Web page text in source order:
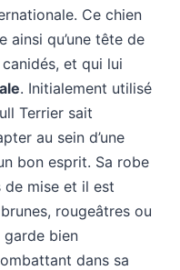
Ce chien
ainsi qu’une tête de
et qui lui
. Initialement utilisé
Terrier sait
au sein d’une
bon esprit. Sa robe
de mise et il est
rougeâtres ou
garde bien
dans sa